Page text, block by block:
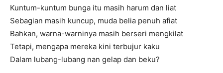
Kuntum-kuntum bunga itu masih harum dan liat
Sebagian masih kuncup, muda belia penuh afiat
Bahkan, warna-warninya masih berseri mengkilat
Tetapi, mengapa mereka kini terbujur kaku
Dalam lubang-lubang nan gelap dan beku?